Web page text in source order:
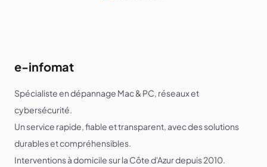
e-infomat
Spécialiste en dépannage Mac & PC, réseaux et
cybersécurité.
Un service rapide, fiable et transparent, avec des solutions
durables et compréhensibles.
Interventions à domicile sur la Côte d'Azur depuis 2010.